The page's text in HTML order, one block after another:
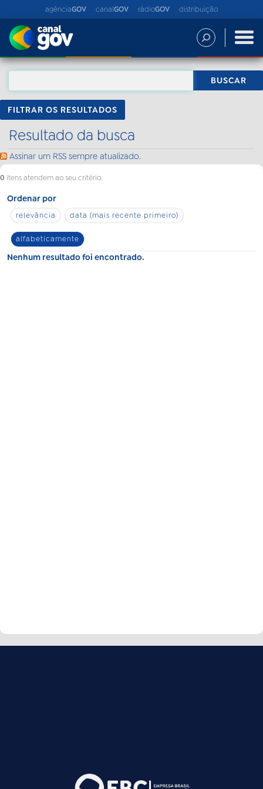
agênciaGOV canalGOV rádioGOV distribuição
FILTRAR OS RESULTADOS
Resultado da busca
Assinar um RSS sempre atualizado.
0 itens atendem ao seu critério.
Ordenar por
relevância data (mais recente primeiro)
alfabeticamente
Nenhum resultado foi encontrado.